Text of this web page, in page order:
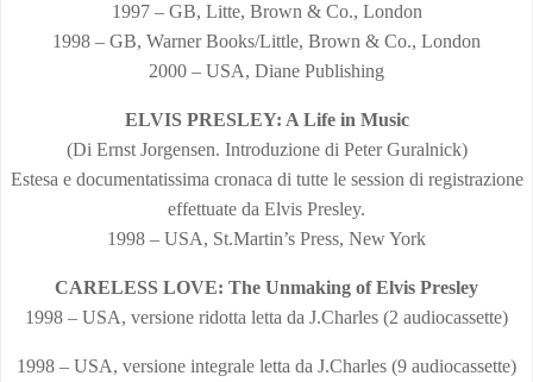
1997 – GB, Litte, Brown & Co., London
1998 – GB, Warner Books/Little, Brown & Co., London
2000 – USA, Diane Publishing
ELVIS PRESLEY: A Life in Music
(Di Ernst Jorgensen. Introduzione di Peter Guralnick)
Estesa e documentatissima cronaca di tutte le session di registrazione
effettuate da Elvis Presley.
1998 – USA, St.Martin’s Press, New York
CARELESS LOVE: The Unmaking of Elvis Presley
1998 – USA, versione ridotta letta da J.Charles (2 audiocassette)
1998 – USA, versione integrale letta da J.Charles (9 audiocassette)